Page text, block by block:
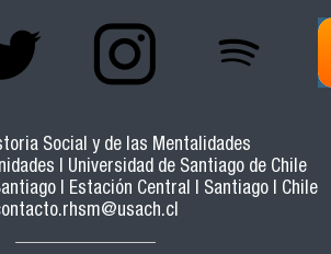
Social y de las Mentalidades
| Universidad de Santiago de Chile
| Estación Central | Santiago | Chile